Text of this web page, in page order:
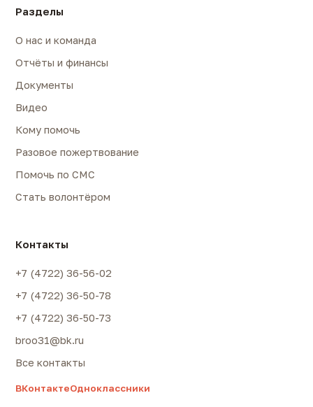
Разделы
О нас и команда
Отчёты и финансы
Документы
Видео
Кому помочь
Разовое пожертвование
Помочь по СМС
Стать волонтёром
Контакты
+7 (4722) 36-56-02
+7 (4722) 36-50-78
+7 (4722) 36-50-73
broo31@bk.ru
Все контакты
ВКонтактеОдноклассники